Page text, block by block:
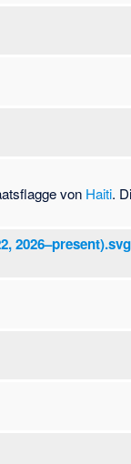
von Haiti.
2026–present).svg